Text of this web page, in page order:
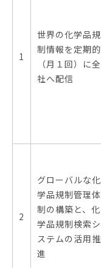
1
世界の化学品規
制情報を定期的
（月１回）に全
社へ配信
2
グローバルな化
学品規制管理体
制の構築と、化
学品規制検索シ
ステムの活用推
進